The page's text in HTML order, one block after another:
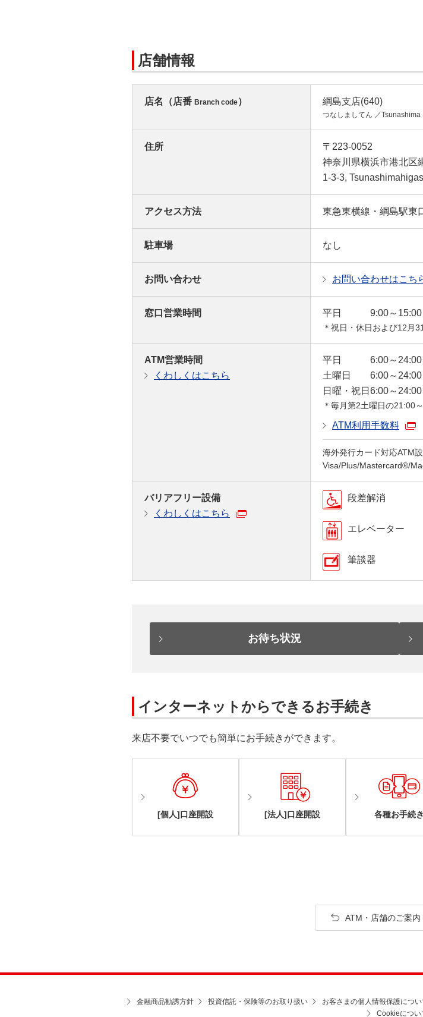
店舗情報
店名（店番 Branch code） 綱島支店(640)
つなしましてん ／Tsunashima
住所
〒223-0052
神奈川県横浜市港北区
1-3-3,
アクセス方法 東急東横線・綱島駅東
駐車場 なし
お問い合わせ お問い合わせはこち
窓口営業時間 平日 9:00～15:00
＊祝日・休日および12月
ATM営業時間
くわしくはこちら
平日
6:00～24:00
土曜日
6:00～24:00
日曜・祝日 6:00～24:00
＊毎月第2土曜日の21:00
ATM利用手数料
海外発行カード対応ATM
Visa/Plus/Mastercard®/
バリアフリー設備
くわしくはこちら
段差解消
エレベーター
筆談器
お待ち状況
インターネットからできるお手続き
来店不要でいつでも簡単にお手続きができます。
[個人]口座開設 [法人]口座開設 各種お手続き
ATM・店舗のご案内
金融商品勧誘方針 投資信託・保険等のお取り扱い お客さまの個人情報保護につい
Cookieについ